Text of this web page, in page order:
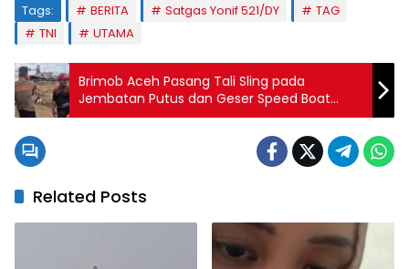
Tags: BERITA Satgas Yonif 521/DY
TAG
TNI
UTAMA
Brimob Aceh Pasang Tali Sling pada
Jembatan Putus dan Geser Speed Boat
untuk Mendukung Mobilitas Warga di
Related Posts